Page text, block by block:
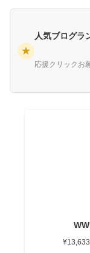
★
人気ブログラ
応援クリックお
¥13,633